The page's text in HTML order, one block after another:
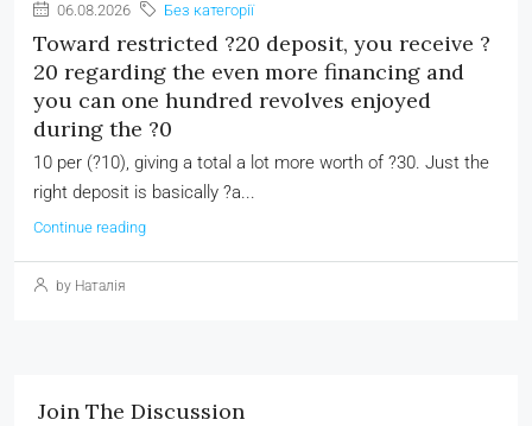
06.08.2026 Без категорії
Toward restricted ?20 deposit, you receive ?
20 regarding the even more financing and
you can one hundred revolves enjoyed
during the ?0
10 per (?10), giving a total a lot more worth of ?30. Just the
right deposit is basically ?a...
Continue reading
by Наталія
Join The Discussion